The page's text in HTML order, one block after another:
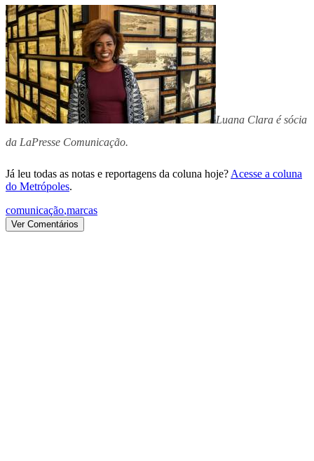
Luana Clara é sócia
da LaPresse Comunicação.
Já leu todas as notas e reportagens da coluna hoje? Acesse a coluna
do Metrópoles.
comunicação,marcas
Ver Comentários